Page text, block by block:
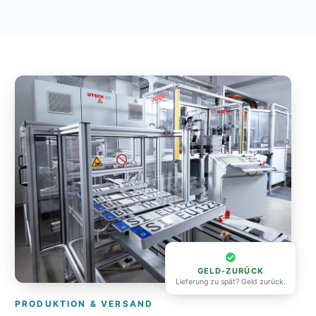
GELD-ZURÜCK
Lieferung zu spät? Geld zurück.
PRODUKTION & VERSAND